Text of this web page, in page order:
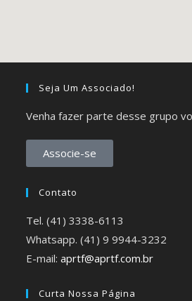
Seja Um Associado!
Venha fazer parte desse grupo
Associe-se
Contato
Tel. (41) 3338-6113
Whatsapp. (41) 9 9944-3232
E-mail:aprtf@aprtf.com.br
Curta Nossa Página